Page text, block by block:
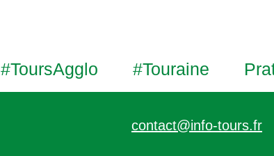
#ToursAgglo #Touraine
contact@info-tours.fr